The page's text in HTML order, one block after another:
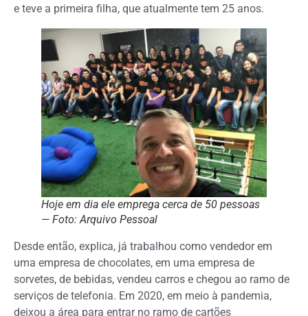
e teve a primeira filha, que atualmente tem 25 anos.
Hoje em dia ele emprega cerca de 50 pessoas
— Foto: Arquivo Pessoal
Desde então, explica, já trabalhou como vendedor em
uma empresa de chocolates, em uma empresa de
sorvetes, de bebidas, vendeu carros e chegou ao ramo de
serviços de telefonia. Em 2020, em meio à pandemia,
deixou a área para entrar no ramo de cartões